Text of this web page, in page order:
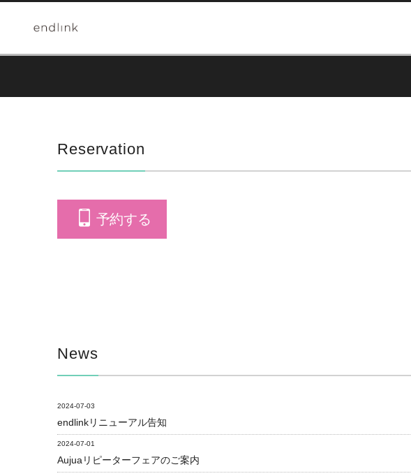
Reservation
予約する
News
2024-07-03
endlinkリニューアル告知
2024-07-01
Aujuaリピーターフェアのご案内